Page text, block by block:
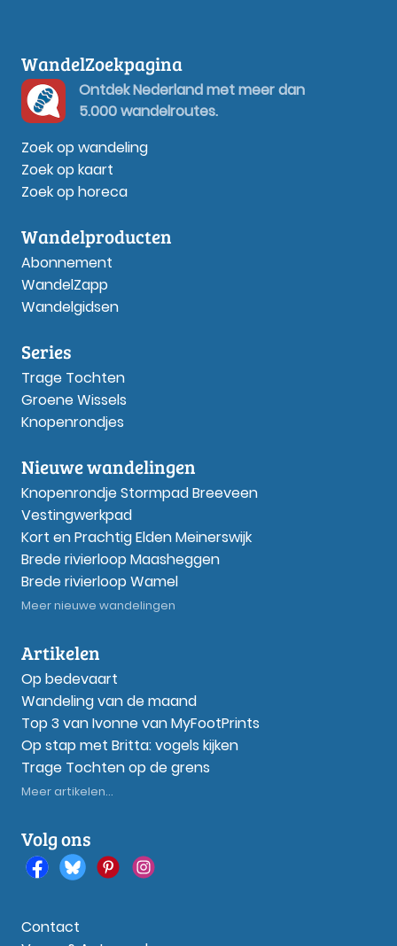
WandelZoekpagina
Ontdek Nederland met meer dan
5.000 wandelroutes.
Zoek op wandeling
Zoek op kaart
Zoek op horeca
Wandelproducten
Abonnement
WandelZapp
Wandelgidsen
Series
Trage Tochten
Groene Wissels
Knopenrondjes
Nieuwe wandelingen
Knopenrondje Stormpad Breeveen
Vestingwerkpad
Kort en Prachtig Elden Meinerswijk
Brede rivierloop Maasheggen
Brede rivierloop Wamel
Meer nieuwe wandelingen
Artikelen
Op bedevaart
Wandeling van de maand
Top 3 van Ivonne van MyFootPrints
Op stap met Britta: vogels kijken
Trage Tochten op de grens
Meer artikelen...
Volg ons
Contact